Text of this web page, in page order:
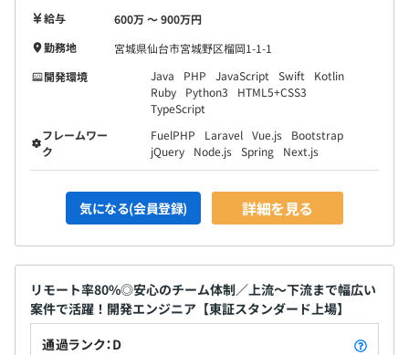
給与
600万 〜 900万円
勤務地
宮城県仙台市宮城野区榴岡1-1-1
開発環境
Java PHP JavaScript Swift
Kotlin
Ruby
Python3
HTML5+CSS3
TypeScript
フレームワー
ク
FuelPHP Laravel Vue.js
Bootstrap
jQuery
Node.js Spring Next.js
気になる(会員登録) 詳細を見る
リモート率80%◎安心のチーム体制／上流〜下流まで幅広い
案件で活躍！開発エンジニア【東証スタンダード上場】
通過ランク：D